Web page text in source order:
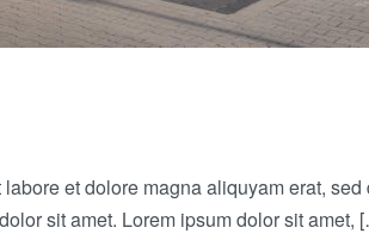
et dolore magna aliquyam erat,
sit amet. Lorem ipsum dolor sit amet,